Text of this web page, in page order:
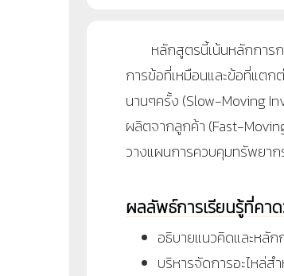
หลักสูตรนี้เน้นหลักการกา
การข้อที่เหมือนและข้อที่แตก
นานๆครั้ง (Slow-Moving
ผลิตจากลูกค้า (Fast-
วางแผนการควบคุมทรัพยา
ผลลัพธ์การเรียนรู้ที่คาด
อธิบายแนวคิดและหลั
บริหารจัดการอะไหล่ส